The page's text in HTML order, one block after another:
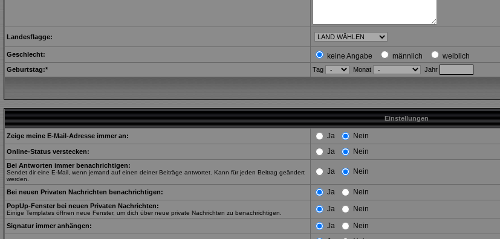
Landesflagge:
Geschlecht: keine Angabe männlich weiblich
Geburtstag:* Tag Monat Jahr
Einstellungen
Zeige meine E-Mail-Adresse immer an: Ja Nein
Online-Status verstecken: Ja Nein
Bei Antworten immer benachrichtigen:
Sendet dir eine E-Mail, wenn jemand auf einen deiner Beiträge antwortet. Kann für jeden Beitrag geändert
werden.
Ja Nein
Bei neuen Privaten Nachrichten benachrichtigen: Ja Nein
PopUp-Fenster bei neuen Privaten Nachrichten:
Einige Templates öffnen neue Fenster, um dich über neue private Nachrichten zu benachrichtigen. Ja Nein
Signatur immer anhängen: Ja Nein